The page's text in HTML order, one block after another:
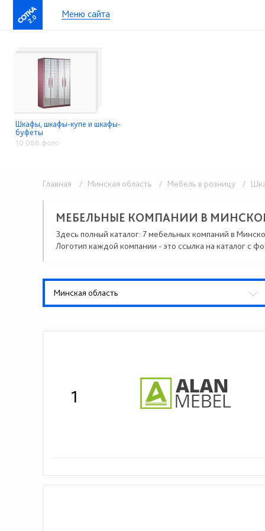
2.0 Меню сайта
Шкафы, шкафы-купе и шкафы-
буфеты
10 088 фото
Главная / Минская область / Мебель в розницу /
МЕБЕЛЬНЫЕ КОМПАНИИ В
Здесь полный каталог: 7 мебельных компаний в
Логотип каждой компании - это ссылка на каталог с
Минская область
1